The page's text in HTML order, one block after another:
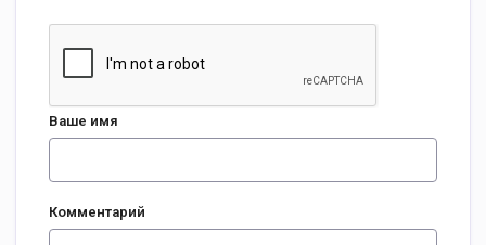
Ваше имя
Комментарий